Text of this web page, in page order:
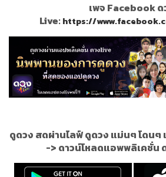
เพจ Facebook ด
Live:https://
ดูดวง สดผ่านไลฟ์ ดูดวง แม่นๆ โดน
-> ดาวน์โหลดแอพพลิเคชั่น